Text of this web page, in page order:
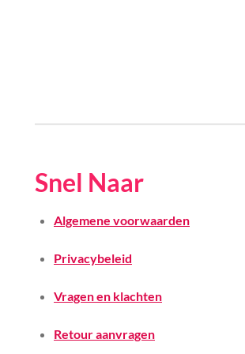
Snel Naar
Algemene voorwaarden
Privacybeleid
Vragen en klachten
Retour aanvragen